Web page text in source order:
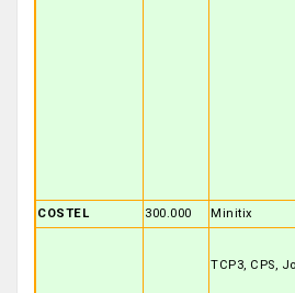
COSTEL 300.000 Minitix
TCP3, CPS,